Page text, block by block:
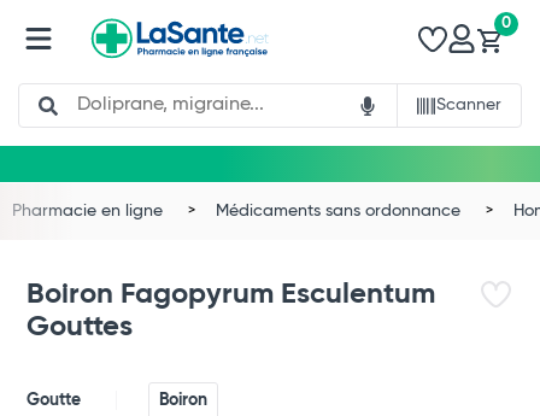
Search
Scanner
0
Pharmacie en ligne Médicaments sans ordonnance
Boiron Fagopyrum Esculentum
Gouttes
Goutte Boiron